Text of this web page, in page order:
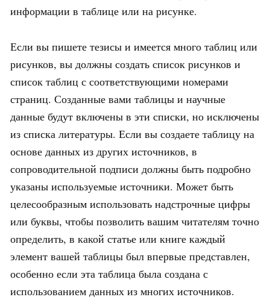
информации в таблице или на рисунке.
Если вы пишете тезисы и имеется много таблиц или
рисунков, вы должны создать список рисунков и
список таблиц с соответствующими номерами
страниц. Созданные вами таблицы и научные
данные будут включены в эти списки, но исключены
из списка литературы. Если вы создаете таблицу на
основе данных из других источников, в
сопроводительной подписи должны быть подробно
указаны используемые источники. Может быть
целесообразным использовать надстрочные цифры
или буквы, чтобы позволить вашим читателям точно
определить, в какой статье или книге каждый
элемент вашей таблицы был впервые представлен,
особенно если эта таблица была создана с
использованием данных из многих источников.